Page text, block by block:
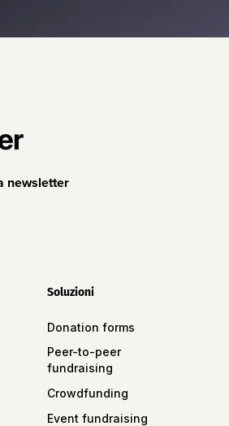
newsletter
Soluzioni
Donation forms
Peer-to-peer
fundraising
Crowdfunding
Event fundraising